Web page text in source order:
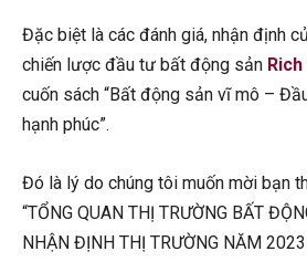
Đặc biệt là các đánh giá, nhận định
chiến lược đầu tư bất động sản
cuốn sách “Bất động sản vĩ mô –
hạnh phúc”.
Đó là lý do chúng tôi muốn mời bạn
“TỔNG QUAN THỊ TRƯỜNG BẤT
NHẬN ĐỊNH THỊ TRƯỜNG NĂM